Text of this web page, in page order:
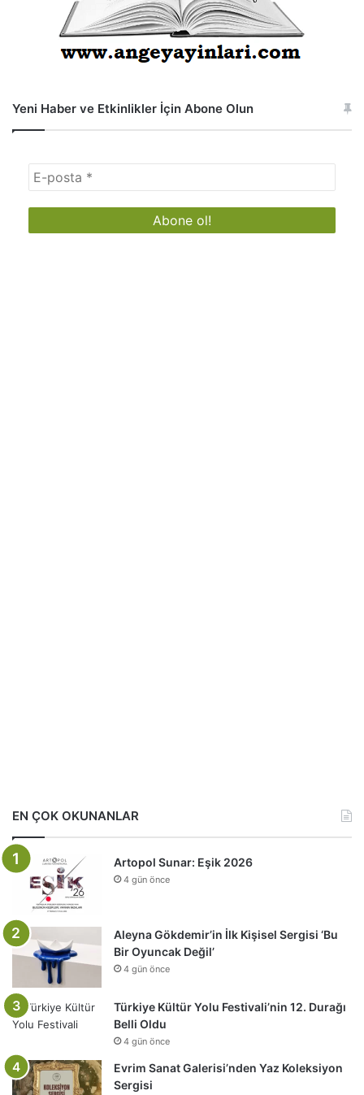
Yeni Haber ve Etkinlikler İçin Abone Olun
EN ÇOK OKUNANLAR
Artopol Sunar: Eşik 2026
4 gün önce
Aleyna Gökdemir’in İlk Kişisel Sergisi ‘Bu
Bir Oyuncak Değil’
4 gün önce
Türkiye Kültür Yolu Festivali’nin 12. Durağı
Belli Oldu
4 gün önce
Evrim Sanat Galerisi’nden Yaz Koleksiyon
Sergisi